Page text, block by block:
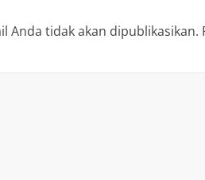
Anda tidak akan dipublikasikan.